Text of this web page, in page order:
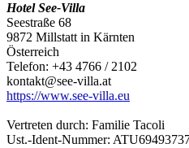
Hotel See-Villa
Seestraße 68
9872 Millstatt in Kärnten
Österreich
Telefon: +43 4766 / 2102
kontakt@see-villa.at
https://www.see-villa.eu
Vertreten durch: Familie Tacoli
Ust.-Ident-Nummer: